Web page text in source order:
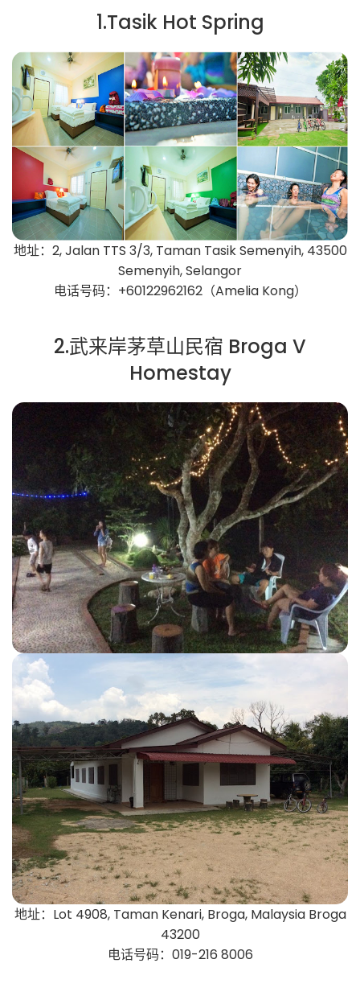
1.Tasik Hot Spring
地址：2, Jalan TTS 3/3, Taman Tasik Semenyih, 43500
Semenyih, Selangor
电话号码：+60122962162（Amelia Kong）
2.武来岸茅草山民宿 Broga V
Homestay
地址：Lot 4908, Taman Kenari, Broga, Malaysia Broga
43200
电话号码：019-216 8006